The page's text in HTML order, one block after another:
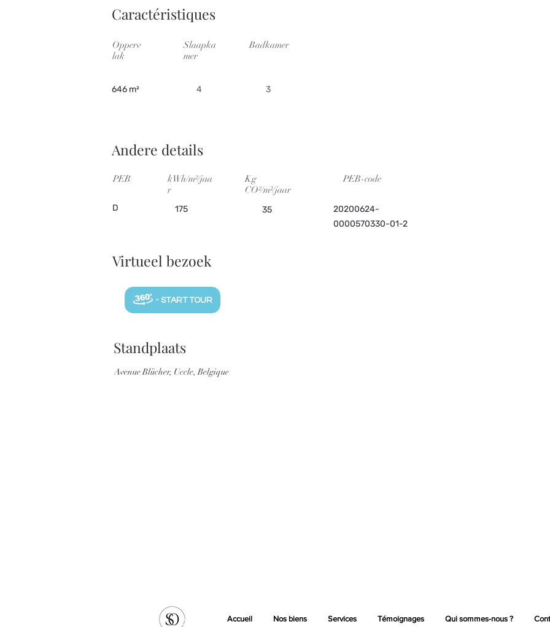
Caractéristiques
Opperv
lak
646 m²
Slaapka
mer
4
Badkamer
3
Andere details
PEB
D
kWh/m²/jaa
r
175
Kg
CO²/m²/jaar
35
PEB-code
20200624-
0000570330-01-2
Virtueel bezoek
- START TOUR
Standplaats
Avenue Blücher, Uccle, Belgique
Accueil Nos biens Services Témoignages Qui sommes-nous ?